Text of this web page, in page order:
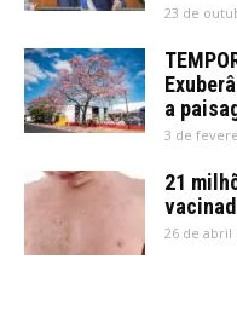
23 de
a
3 de
21
26 de abril